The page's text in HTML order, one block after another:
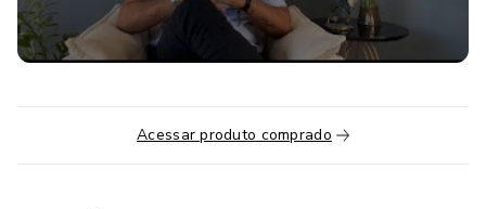
Acessar produto comprado